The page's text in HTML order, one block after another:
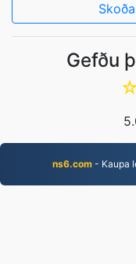
Gefðu
ns6.com- Kaupa